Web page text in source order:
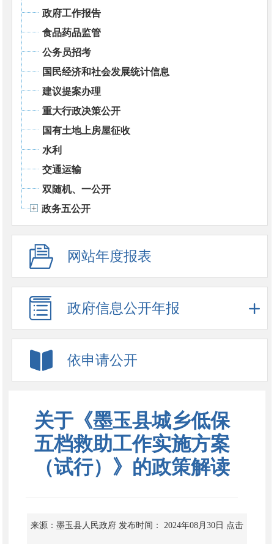
政府工作报告
食品药品监管
公务员招考
国民经济和社会发展统计信息
建议提案办理
重大行政决策公开
国有土地上房屋征收
水利
交通运输
双随机、一公开
政务五公开
网站年度报表
政府信息公开年报
依申请公开
关于《墨玉县城乡低保
五档救助工作实施方案
（试行）》的政策解读
来源：墨玉县人民政府 发布时间： 2024年08月30日 点击